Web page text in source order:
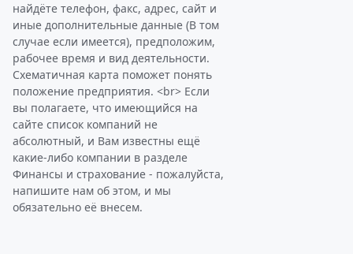
найдёте телефон, факс, адрес, сайт и
иные дополнительные данные (В том
случае если имеется), предположим,
рабочее время и вид деятельности.
Схематичная карта поможет понять
положение предприятия. <br> Если
вы полагаете, что имеющийся на
сайте список компаний не
абсолютный, и Вам известны ещё
какие-либо компании в разделе
Финансы и страхование - пожалуйста,
напишите нам об этом, и мы
обязательно её внесем.